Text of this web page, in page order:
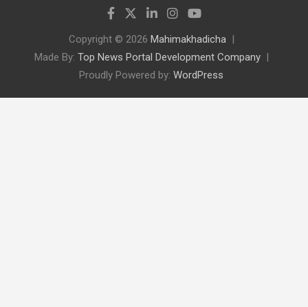
Copyright © 2026 Mahimakhadicha
Made By: Top News Portal Development Company
Proudly Powered by: WordPress